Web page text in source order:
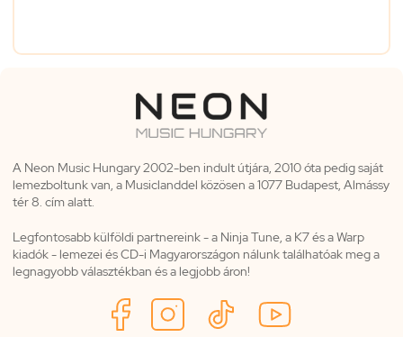
A Neon Music Hungary 2002-ben indult útjára, 2010 óta pedig saját
lemezboltunk van, a Musiclanddel közösen a 1077 Budapest, Almássy
tér 8. cím alatt.
Legfontosabb külföldi partnereink - a Ninja Tune, a K7 és a Warp
kiadók - lemezei és CD-i Magyarországon nálunk találhatóak meg a
legnagyobb választékban és a legjobb áron!